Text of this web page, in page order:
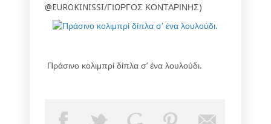
@EUROKINISSI/ΓΙΩΡΓΟΣ ΚΟΝΤΑΡΙΝΗΣ)
Πράσινο κολιμπρί δίπλα σ’ ένα λουλούδι.